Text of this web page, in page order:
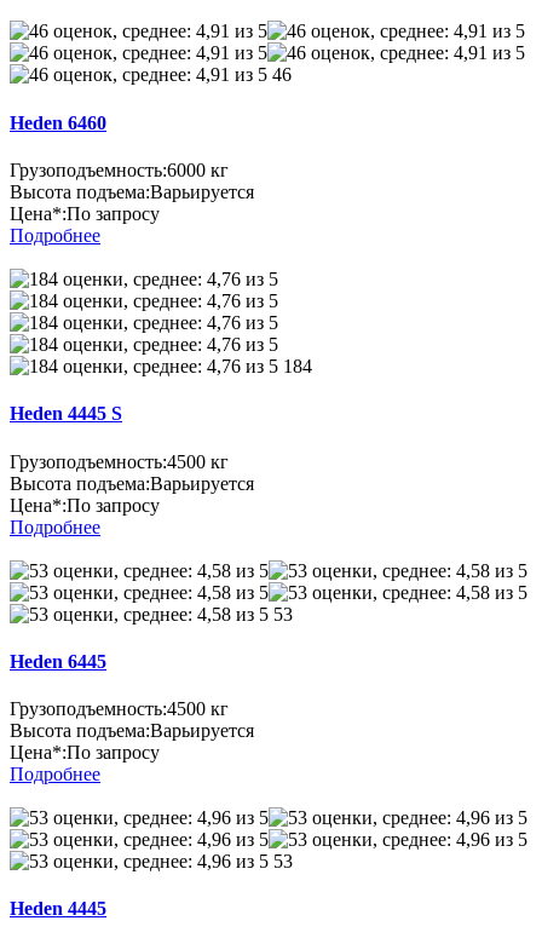
46
Heden 6460
Грузоподъемность:6000 кг
Высота подъема:Варьируется
Цена*:По запросу
Подробнее
184
Heden 4445 S
Грузоподъемность:4500 кг
Высота подъема:Варьируется
Цена*:По запросу
Подробнее
53
Heden 6445
Грузоподъемность:4500 кг
Высота подъема:Варьируется
Цена*:По запросу
Подробнее
53
Heden 4445